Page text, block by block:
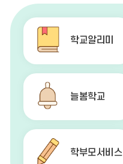
학교알리미
늘봄학교
학부모서비스